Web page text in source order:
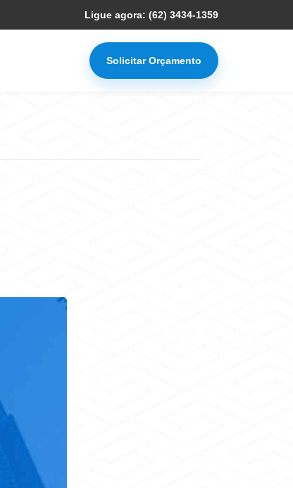
Ligue agora: (62) 3434-1359
Solicitar Orçamento